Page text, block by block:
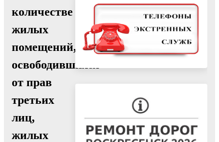
количестве
жилых
помещений,
освободившихся
от прав
третьих
лиц,
жилых